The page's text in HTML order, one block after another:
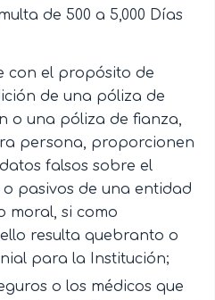
de 500 a 5,000 Días
con el propósito de
de una póliza de
o una póliza de fianza,
persona, proporcionen
falsos sobre el
pasivos de una entidad
moral, si como
resulta quebranto o
para la Institución;
o los médicos que